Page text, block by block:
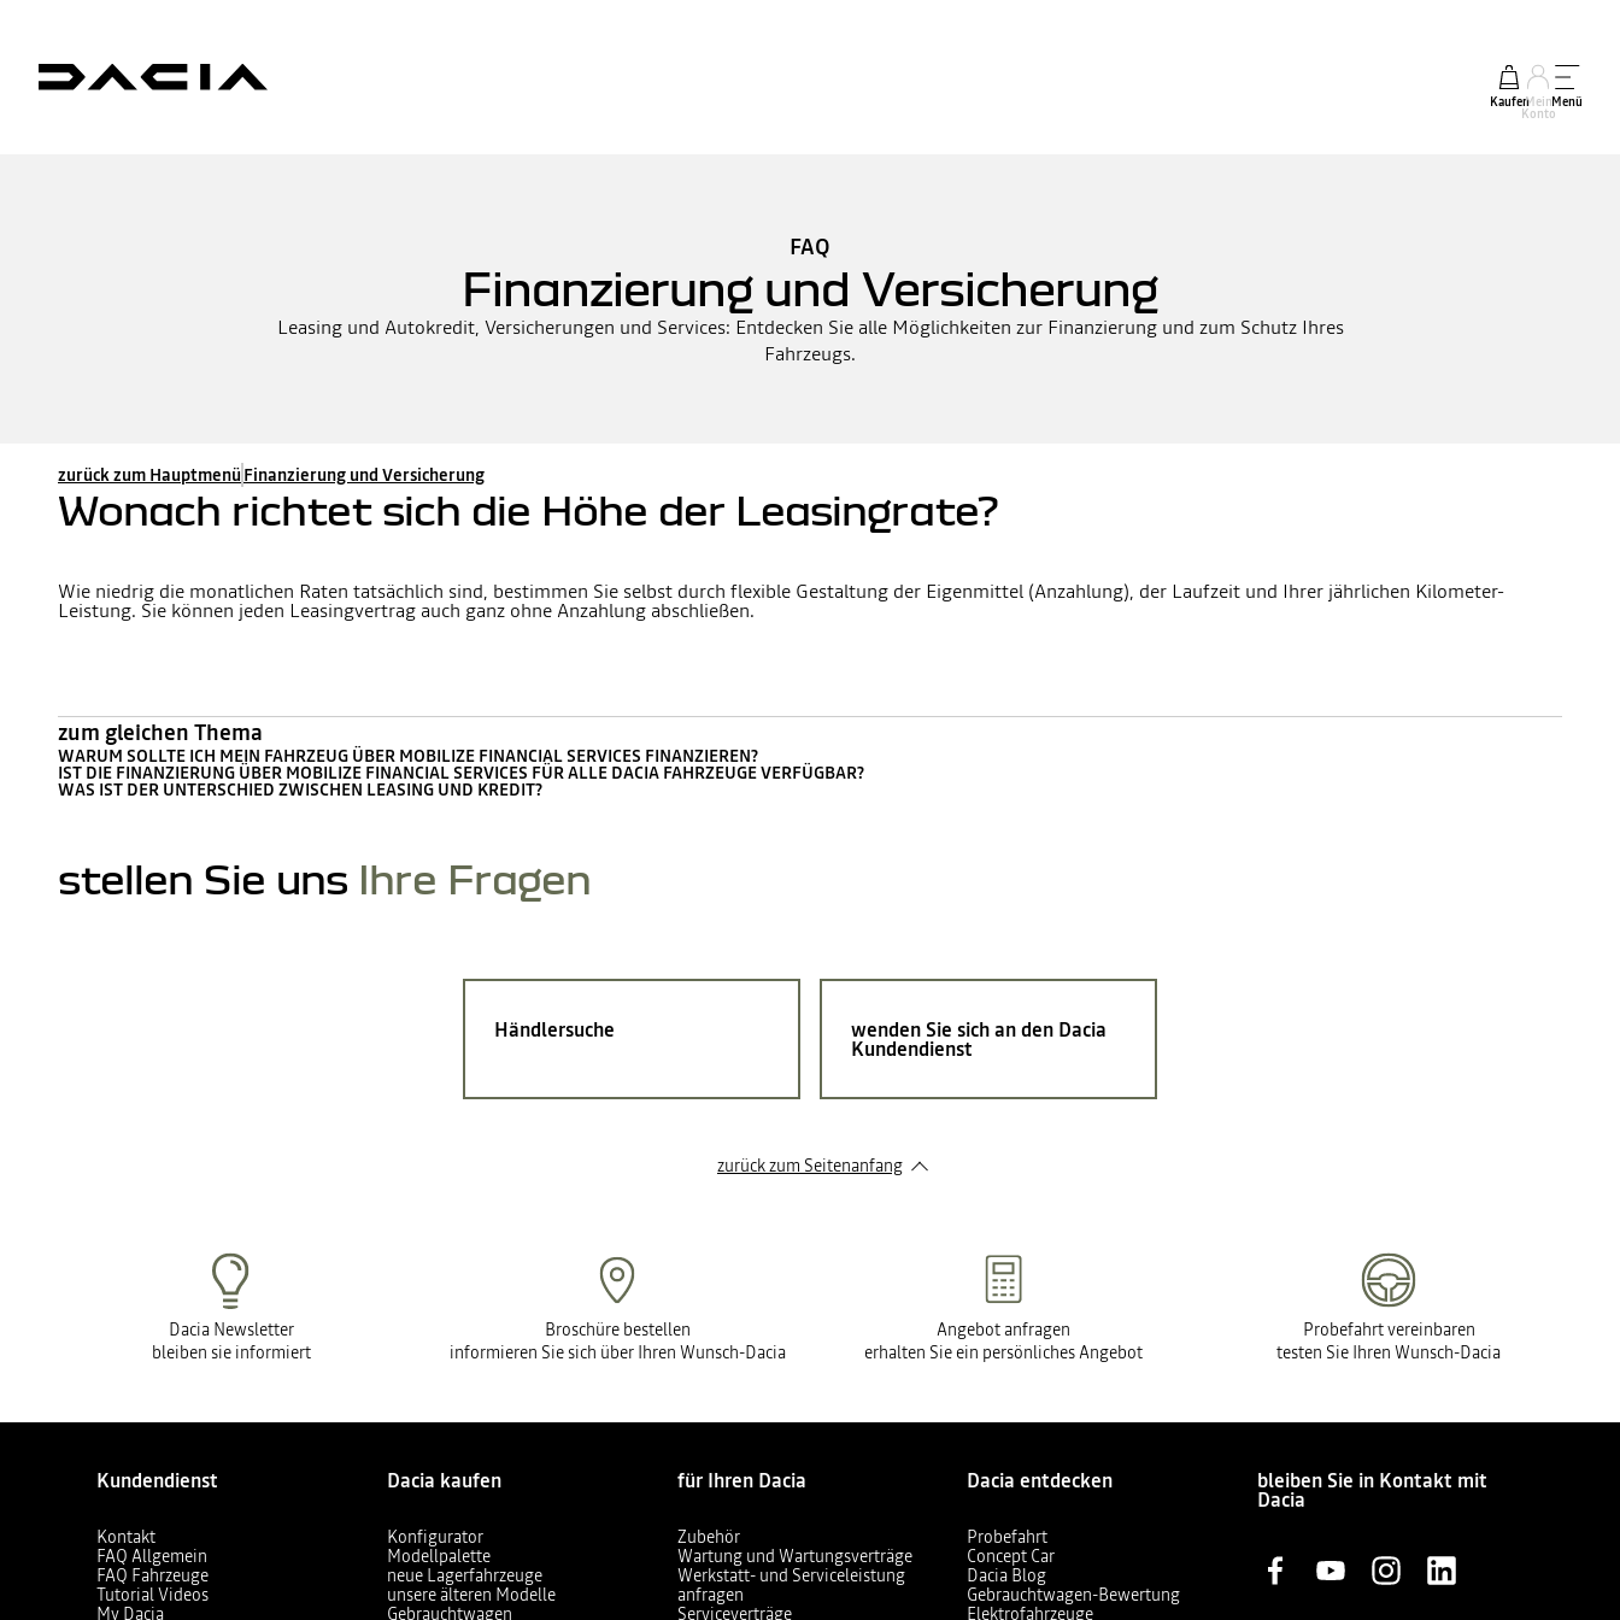
KaufenMein
Konto
Menü
FAQ
Finanzierung und Versicherung
Leasing und Autokredit, Versicherungen und Services: Entdecken Sie alle Möglichkeiten zur Finanzierung und zum Schutz Ihres
Fahrzeugs.
zurück zum Hauptmenü Finanzierung und Versicherung
Wonach richtet sich die Höhe der Leasingrate?
Wie niedrig die monatlichen Raten tatsächlich sind, bestimmen Sie selbst durch flexible Gestaltung der Eigenmittel (Anzahlung), der Laufzeit und Ihrer jährlichen Kilometer-
Leistung. Sie können jeden Leasingvertrag auch ganz ohne Anzahlung abschließen.
zum gleichen Thema
WARUM SOLLTE ICH MEIN FAHRZEUG ÜBER MOBILIZE FINANCIAL SERVICES FINANZIEREN?
IST DIE FINANZIERUNG ÜBER MOBILIZE FINANCIAL SERVICES FÜR ALLE DACIA FAHRZEUGE VERFÜGBAR?
WAS IST DER UNTERSCHIED ZWISCHEN LEASING UND KREDIT?
stellen Sie uns Ihre Fragen
Händlersuche wenden Sie sich an den Dacia
Kundendienst
zurück zum Seitenanfang
Dacia Newsletter
bleiben sie informiert
Broschüre bestellen
informieren Sie sich über Ihren Wunsch-Dacia
Angebot anfragen
erhalten Sie ein persönliches Angebot
Probefahrt vereinbaren
testen Sie Ihren Wunsch-Dacia
Kundendienst
Kontakt
FAQ Allgemein
FAQ Fahrzeuge
Tutorial Videos
My Dacia
Dacia kaufen
Konfigurator
Modellpalette
neue Lagerfahrzeuge
unsere älteren Modelle
Gebrauchtwagen
für Ihren Dacia
Zubehör
Wartung und Wartungsverträge
Werkstatt- und Serviceleistung
anfragen
Serviceverträge
Dacia entdecken
Probefahrt
Concept Car
Dacia Blog
Gebrauchtwagen-Bewertung
Elektrofahrzeuge
bleiben Sie in Kontakt mit
Dacia